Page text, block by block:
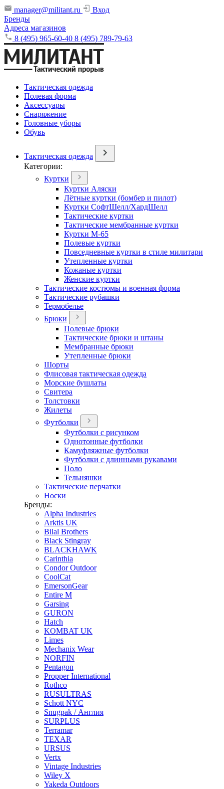
manager@militant.ru
Вход
Бренды
Адреса магазинов
8 (495) 965-60-40 8 (495) 789-79-63
Тактическая одежда
Полевая форма
Аксессуары
Снаряжение
Головные уборы
Обувь
Тактическая одежда
Категории:
Куртки
Куртки Аляски
Лётные куртки (бомбер и пилот)
Куртки СофтШелл/ХардШелл
Тактические куртки
Тактические мембранные куртки
Куртки М-65
Полевые куртки
Повседневные куртки в стиле милитари
Утепленные куртки
Кожаные куртки
Женские куртки
Тактические костюмы и военная форма
Тактические рубашки
Термобелье
Брюки
Полевые брюки
Тактические брюки и штаны
Мембранные брюки
Утепленные брюки
Шорты
Флисовая тактическая одежда
Морские бушлаты
Свитера
Толстовки
Жилеты
Футболки
Футболки с рисунком
Однотонные футболки
Камуфляжные футболки
Футболки с длинными рукавами
Поло
Тельняшки
Тактические перчатки
Носки
Бренды:
Alpha Industries
Arktis UK
Bilal Brothers
Black Stingray
BLACKHAWK
Carinthia
Condor Outdoor
CoolCat
EmersonGear
Entire M
Garsing
GURON
Hatch
KOMBAT UK
Limes
Mechanix Wear
NORFIN
Pentagon
Propper International
Rothco
RUSULTRAS
Schott NYC
Snugpak / Англия
SURPLUS
Terramar
TEXAR
URSUS
Vertx
Vintage Industries
Wiley X
Yakeda Outdoors